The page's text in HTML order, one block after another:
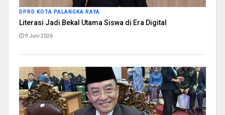
DPRD KOTA PALANGKA RAYA
Literasi Jadi Bekal Utama Siswa di Era Digital
9 Juni 2026